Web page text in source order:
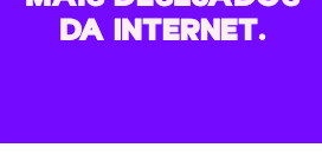
no Centro Cultural de